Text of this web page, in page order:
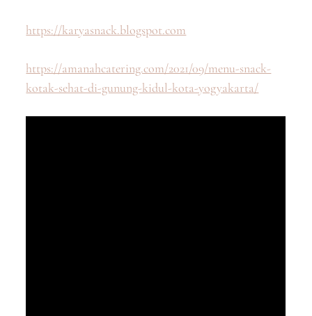
https://karyasnack.blogspot.com
https://amanahcatering.com/2021/09/menu-snack-
kotak-sehat-di-gunung-kidul-kota-yogyakarta/